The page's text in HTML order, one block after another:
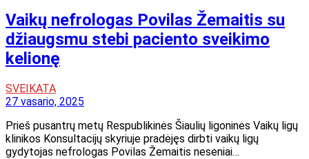
Vaikų nefrologas Povilas Žemaitis su
džiaugsmu stebi paciento sveikimo
kelionę
SVEIKATA
27 vasario, 2025
Prieš pusantrų metų Respublikinės Šiaulių ligoninės Vaikų ligų
klinikos Konsultacijų skyriuje pradėjęs dirbti vaikų ligų
gydytojas nefrologas Povilas Žemaitis neseniai…